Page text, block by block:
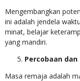
Mengembangkan
ini adalah jendela
minat, belajar
yang mandiri.
Percobaan
Masa remaja adalah